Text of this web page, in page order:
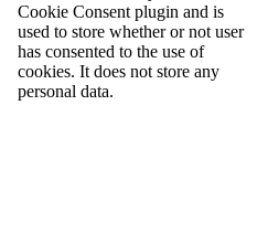
Cookie Consent plugin and is
used to store whether or not user
has consented to the use of
cookies. It does not store any
personal data.